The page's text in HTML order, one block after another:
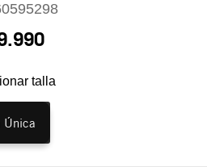
talla
Única